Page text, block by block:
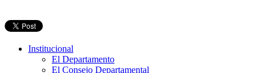
Institucional
El Departamento
El Consejo Departamental